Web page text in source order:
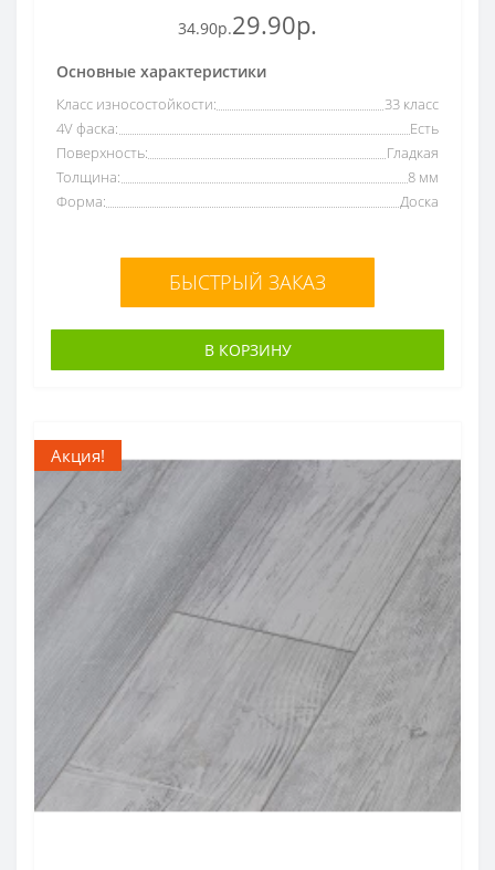
34.90р.29.90р.
Основные характеристики
Класс износостойкости:
33 класс
4V фаска:
Есть
Поверхность:
Гладкая
Толщина:
8 мм
Форма:
Доска
БЫСТРЫЙ ЗАКАЗ
В КОРЗИНУ
Акция!